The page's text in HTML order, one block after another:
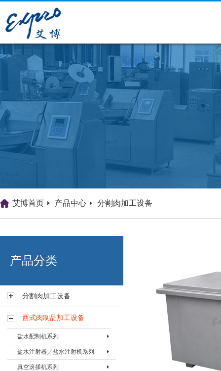
艾博肉类科技（浙江）有限
艾博首页 产品中心 分割肉加工设备
产品分类
分割肉加工设备
西式肉制品加工设备
盐水配制机系列
盐水配置机BPZJ-80
盐水配置机BPZJ-200
盐水注射器／盐水注射机系列
盐水注射器BZSQ-I
真空滚揉机系列